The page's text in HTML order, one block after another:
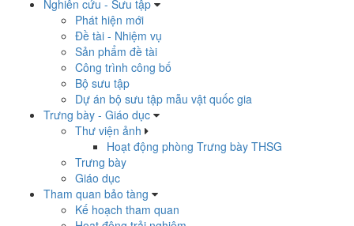
Nghiên cứu - Sưu tập
Phát hiện mới
Đề tài - Nhiệm vụ
Sản phẩm đề tài
Công trình công bố
Bộ sưu tập
Dự án bộ sưu tập mẫu vật quốc gia
Trưng bày - Giáo dục
Thư viện ảnh
Hoạt động phòng Trưng bày THSG
Trưng bày
Giáo dục
Tham quan bảo tàng
Kế hoạch tham quan